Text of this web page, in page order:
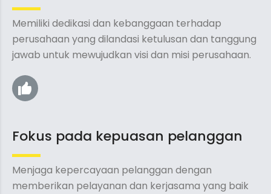
Memiliki dedikasi dan kebanggaan terhadap
perusahaan yang dilandasi ketulusan dan tanggung
jawab untuk mewujudkan visi dan misi perusahaan.
Fokus pada kepuasan pelanggan
Menjaga kepercayaan pelanggan dengan
memberikan pelayanan dan kerjasama yang baik